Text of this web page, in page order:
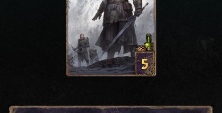
5